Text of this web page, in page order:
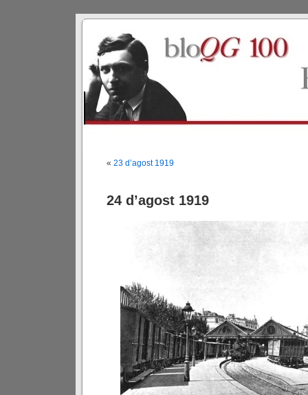
« 23 d’agost 1919
24 d’agost 1919